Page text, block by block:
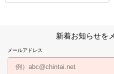
新着お知らせを
メールアドレス